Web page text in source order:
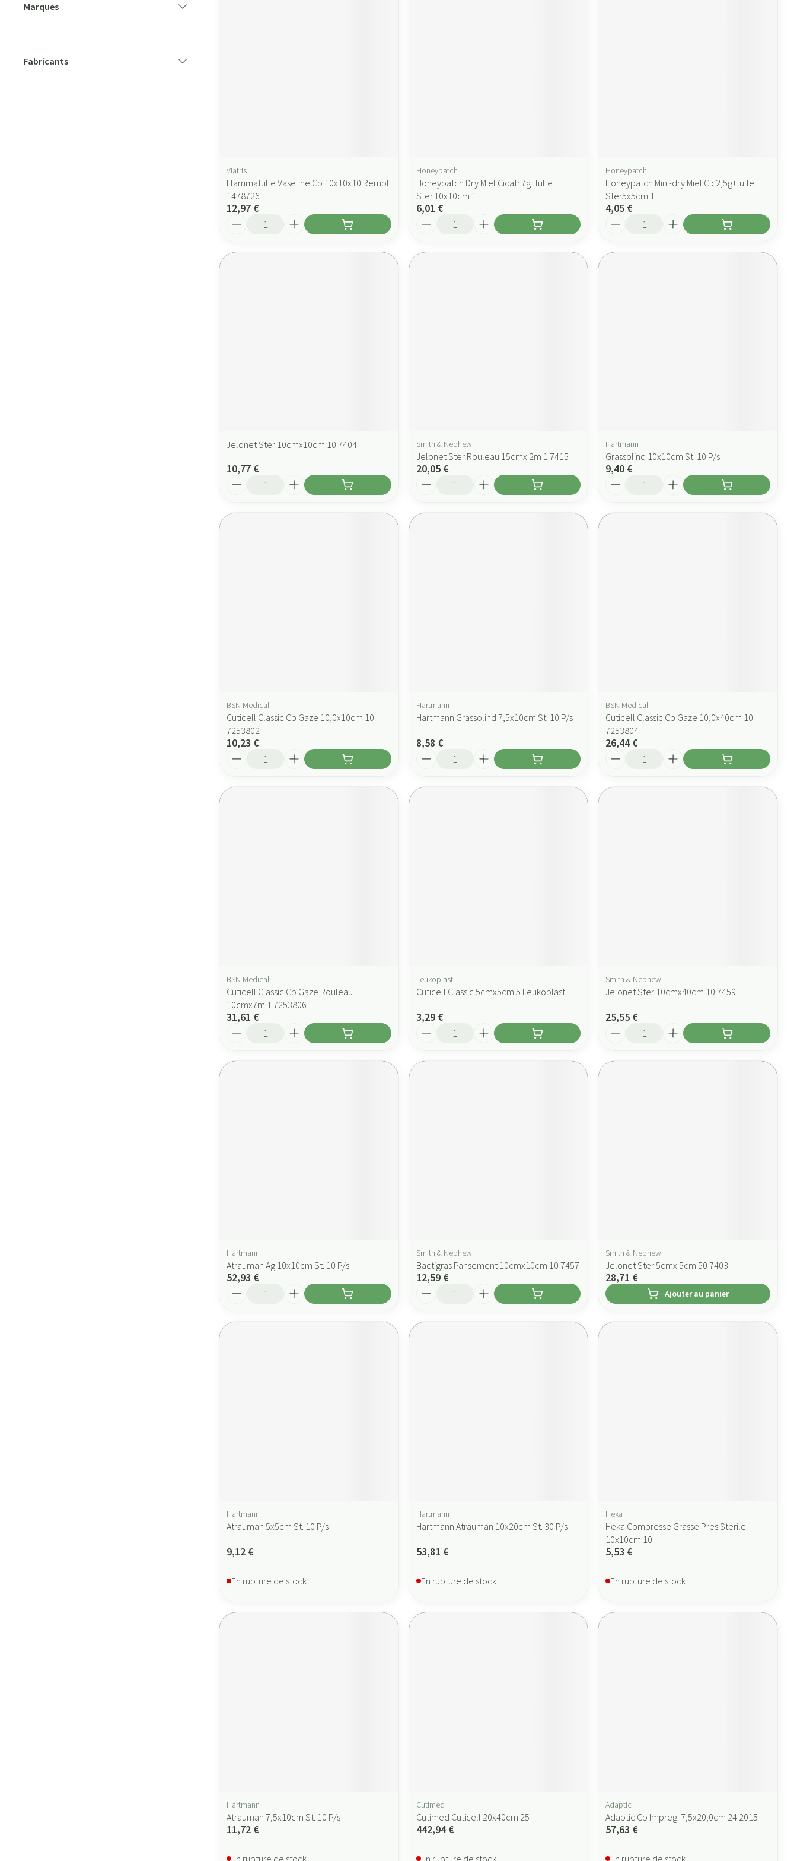
Marques
Fabricants
Viatris
Flammatulle Vaseline Cp 10x10x10 Rempl
1478726
12,97 €
Honeypatch
Honeypatch Dry Miel Cicatr.7g+tulle
Ster.10x10cm 1
6,01 €
Honeypatch
Honeypatch Mini-dry Miel Cic2,5g+tulle
Ster5x5cm 1
4,05 €
Jelonet Ster 10cmx10cm 10 7404
10,77 €
Smith & Nephew
Jelonet Ster Rouleau 15cmx 2m 1 7415
20,05 €
Hartmann
Grassolind 10x10cm St. 10 P/s
9,40 €
BSN Medical
Cuticell Classic Cp Gaze 10,0x10cm 10
7253802
10,23 €
Hartmann
Hartmann Grassolind 7,5x10cm St. 10 P/s
8,58 €
BSN Medical
Cuticell Classic Cp Gaze 10,0x40cm 10
7253804
26,44 €
BSN Medical
Cuticell Classic Cp Gaze Rouleau
10cmx7m 1 7253806
31,61 €
Leukoplast
Cuticell Classic 5cmx5cm 5 Leukoplast
3,29 €
Smith & Nephew
Jelonet Ster 10cmx40cm 10 7459
25,55 €
Hartmann
Atrauman Ag 10x10cm St. 10 P/s
52,93 €
Smith & Nephew
Bactigras Pansement 10cmx10cm 10 7457
12,59 €
Smith & Nephew
Jelonet Ster 5cmx 5cm 50 7403
28,71 €
Ajouter au panier
Hartmann
Atrauman 5x5cm St. 10 P/s
9,12 €
En rupture de stock
Hartmann
Hartmann Atrauman 10x20cm St. 30 P/s
53,81 €
En rupture de stock
Heka
Heka Compresse Grasse Pres Sterile
10x10cm 10
5,53 €
En rupture de stock
Hartmann
Atrauman 7,5x10cm St. 10 P/s
11,72 €
En rupture de stock
Cutimed
Cutimed Cuticell 20x40cm 25
442,94 €
En rupture de stock
Adaptic
Adaptic Cp Impreg. 7,5x20,0cm 24 2015
57,63 €
En rupture de stock